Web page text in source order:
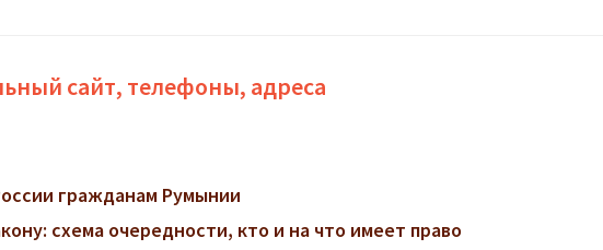
сайт, телефоны, адреса
гражданам Румынии
схема очередности, кто и на что имеет право